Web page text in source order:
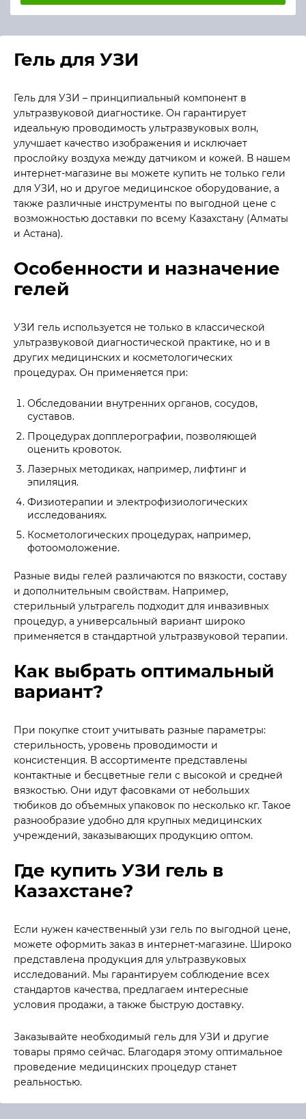
Гель для УЗИ
Гель для УЗИ – принципиальный компонент в
ультразвуковой диагностике. Он гарантирует
идеальную проводимость ультразвуковых волн,
улучшает качество изображения и исключает
прослойку воздуха между датчиком и кожей. В нашем
интернет-магазине вы можете купить не только гели
для УЗИ, но и другое медицинское оборудование, а
также различные инструменты по выгодной цене с
возможностью доставки по всему Казахстану (Алматы
и Астана).
Особенности и назначение
гелей
УЗИ гель используется не только в классической
ультразвуковой диагностической практике, но и в
других медицинских и косметологических
процедурах. Он применяется при:
Обследовании внутренних органов, сосудов,
суставов.
Процедурах допплерографии, позволяющей
оценить кровоток.
Лазерных методиках, например, лифтинг и
эпиляция.
Физиотерапии и электрофизиологических
исследованиях.
Косметологических процедурах, например,
фотоомоложение.
Разные виды гелей различаются по вязкости, составу
и дополнительным свойствам. Например,
стерильный ультрагель подходит для инвазивных
процедур, а универсальный вариант широко
применяется в стандартной ультразвуковой терапии.
Как выбрать оптимальный
вариант?
При покупке стоит учитывать разные параметры:
стерильность, уровень проводимости и
консистенция. В ассортименте представлены
контактные и бесцветные гели с высокой и средней
вязкостью. Они идут фасовками от небольших
тюбиков до объемных упаковок по несколько кг. Такое
разнообразие удобно для крупных медицинских
учреждений, заказывающих продукцию оптом.
Где купить УЗИ гель в
Казахстане?
Если нужен качественный узи гель по выгодной цене,
можете оформить заказ в интернет-магазине. Широко
представлена продукция для ультразвуковых
исследований. Мы гарантируем соблюдение всех
стандартов качества, предлагаем интересные
условия продажи, а также быструю доставку.
Заказывайте необходимый гель для УЗИ и другие
товары прямо сейчас. Благодаря этому оптимальное
проведение медицинских процедур станет
реальностью.